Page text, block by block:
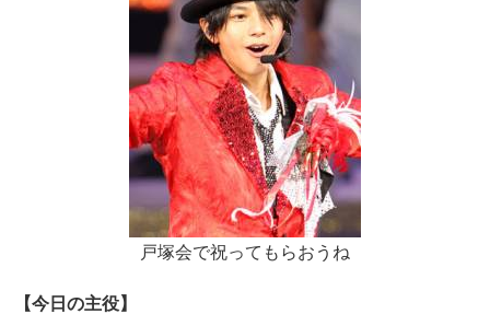
戸塚会で祝ってもらおうね
【今日の主役】